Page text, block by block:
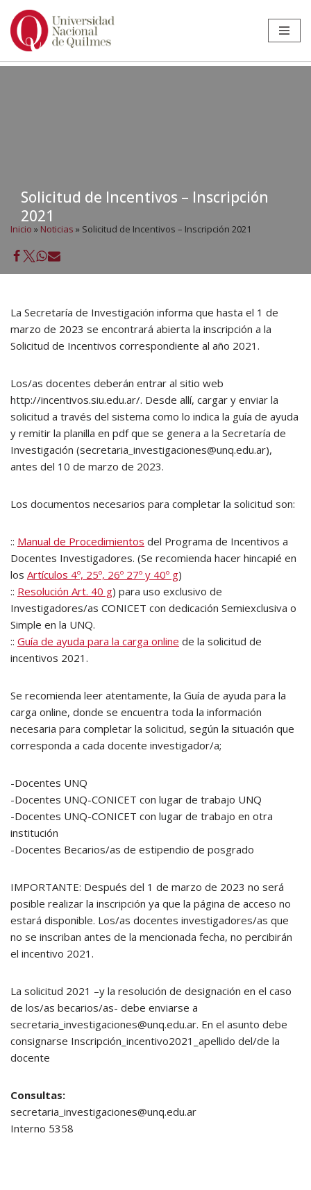
Ir
Solicitud de Incentivos – Inscripción
2021
Inicio » Noticias » Solicitud de Incentivos – Inscripción 2021
La Secretaría de Investigación informa que hasta el 1 de
marzo de 2023 se encontrará abierta la inscripción a la
Solicitud de Incentivos correspondiente al año 2021.
Los/as docentes deberán entrar al sitio web
http://incentivos.siu.edu.ar/. Desde allí, cargar y enviar la
solicitud a través del sistema como lo indica la guía de ayuda
y remitir la planilla en pdf que se genera a la Secretaría de
Investigación (secretaria_investigaciones@unq.edu.ar),
antes del 10 de marzo de 2023.
Los documentos necesarios para completar la solicitud son:
:: Manual de Procedimientos del Programa de Incentivos a
Docentes Investigadores. (Se recomienda hacer hincapié en
los Artículos 4º, 25º, 26º 27º y 40º g)
:: Resolución Art. 40 g) para uso exclusivo de
Investigadores/as CONICET con dedicación Semiexclusiva o
Simple en la UNQ.
:: Guía de ayuda para la carga online de la solicitud de
incentivos 2021.
Se recomienda leer atentamente, la Guía de ayuda para la
carga online, donde se encuentra toda la información
necesaria para completar la solicitud, según la situación que
corresponda a cada docente investigador/a;
-Docentes UNQ
-Docentes UNQ-CONICET con lugar de trabajo UNQ
-Docentes UNQ-CONICET con lugar de trabajo en otra
institución
-Docentes Becarios/as de estipendio de posgrado
IMPORTANTE: Después del 1 de marzo de 2023 no será
posible realizar la inscripción ya que la página de acceso no
estará disponible. Los/as docentes investigadores/as que
no se inscriban antes de la mencionada fecha, no percibirán
el incentivo 2021.
La solicitud 2021 –y la resolución de designación en el caso
de los/as becarios/as- debe enviarse a
secretaria_investigaciones@unq.edu.ar. En el asunto debe
consignarse Inscripción_incentivo2021_apellido del/de la
docente
Consultas:
secretaria_investigaciones@unq.edu.ar
Interno 5358